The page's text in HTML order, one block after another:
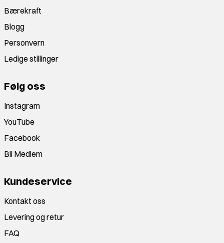
Bærekraft
Blogg
Personvern
Ledige stillinger
Følg oss
Instagram
YouTube
Facebook
Bli Medlem
Kundeservice
Kontakt oss
Levering og retur
FAQ